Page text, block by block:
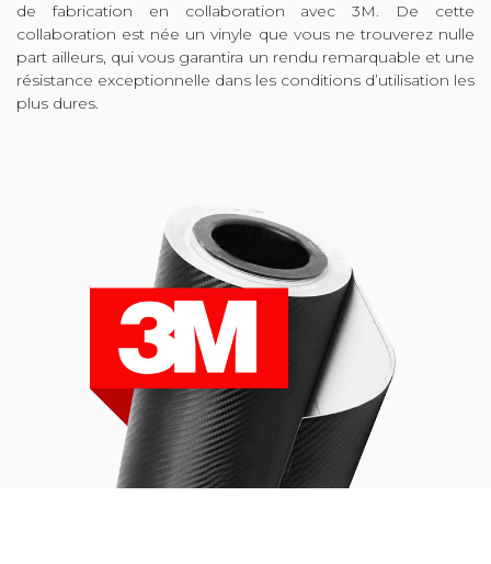
de fabrication en collaboration avec 3M. De cette
collaboration est née un vinyle que vous ne trouverez nulle
part ailleurs, qui vous garantira un rendu remarquable et une
résistance exceptionnelle dans les conditions d’utilisation les
plus dures.